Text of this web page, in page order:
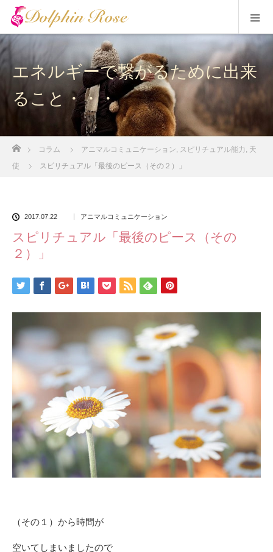
エネルギーで繋がるために出来
ること・・・
コラム アニマルコミュニケーション スピリチュアル能力
天
使
スピリチュアル「最後のピース（その２）」
2017.07.22 アニマルコミュニケーション
スピリチュアル「最後のピース（その
２）」
（その１）から時間が
空いてしまいましたので